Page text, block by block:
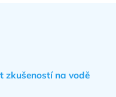
zkušeností na vodě